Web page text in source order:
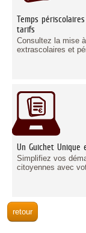
Temps
tarifs
Consultez la mise
extrascolaires et
Un Guichet
Simplifiez vos
citoyennes avec